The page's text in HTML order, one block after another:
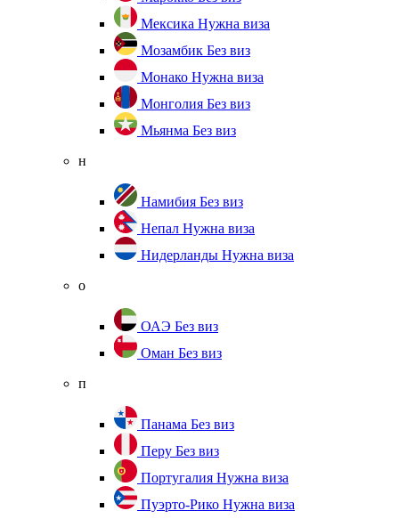
Мексика Нужна виза
Мозамбик Без виз
Монако Нужна виза
Монголия Без виз
Мьянма Без виз
н
Намибия Без виз
Непал Нужна виза
Нидерланды Нужна виза
о
ОАЭ Без виз
Оман Без виз
п
Панама Без виз
Перу Без виз
Португалия Нужна виза
Пуэрто-Рико Нужна виза